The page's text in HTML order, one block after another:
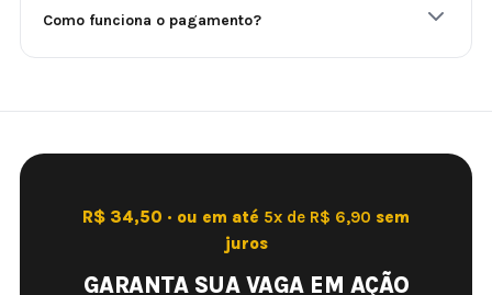
Como funciona o pagamento?
R$ 34,50 · ou em até 5x de R$ 6,90 sem
juros
GARANTA SUA VAGA EM AÇÃO